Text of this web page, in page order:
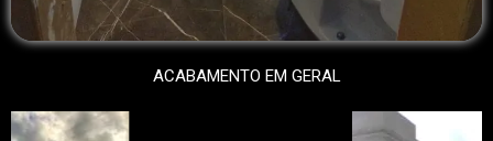
ACABAMENTO EM GERAL